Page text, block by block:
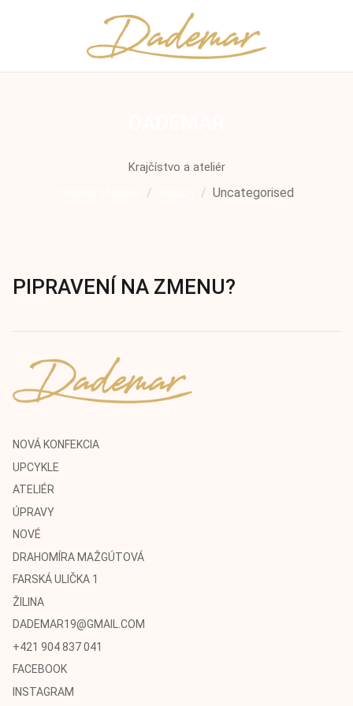
Krajčístvo a ateliér
Uncategorised
PIPRAVENÍ NA ZMENU?
NOVÁ KONFEKCIA
UPCYKLE
ATELIÉR
ÚPRAVY
NOVÉ
DRAHOMÍRA MAŽGÚTOVÁ
FARSKÁ ULIČKA 1
ŽILINA
DADEMAR19@GMAIL.COM
+421 904 837 041
FACEBOOK
INSTAGRAM